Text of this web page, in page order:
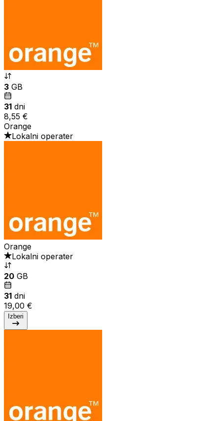
3 GB
31 dni
8,55 €
Orange
Lokalni operater
Orange
Lokalni operater
20 GB
31 dni
19,00 €
Izberi